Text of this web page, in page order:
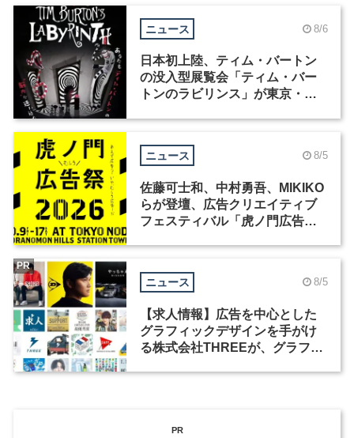
ニュース 8/6
日本初上陸、ティム・バートン
の没入型展覧会「ティム・バー
トンのラビリンス」が東京・豊
ニュース 8/5
佐藤可士和、中村勇吾、MIKIKO
らが登壇、広告クリエイティブ
フェスティバル「虎ノ門広告
ニュース 8/5
【求人情報】広告を中心とした
グラフィックデザインを手がけ
る株式会社THREEが、グラフィ
PR
PR